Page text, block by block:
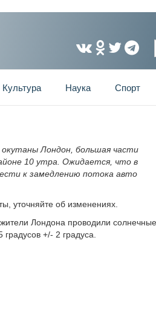
Культура Наука Спорт
Лондон, большая части
10 утра. Ожидается, что в
к замедлению потока авто
уточняйте об изменениях.
Лондона проводили солнечные
+/- 2 градуса.